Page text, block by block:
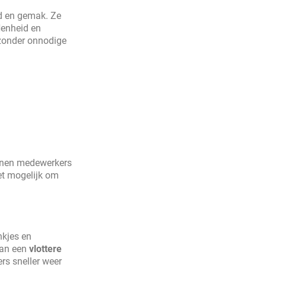
en gemak. Ze
en
onnodige
medewerkers
mogelijk om
en
een vlottere
sneller weer